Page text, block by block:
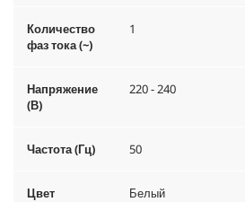
Количество
фаз тока (~)
1
Напряжение
(В)
220 - 240
Частота (Гц) 50
Цвет Белый